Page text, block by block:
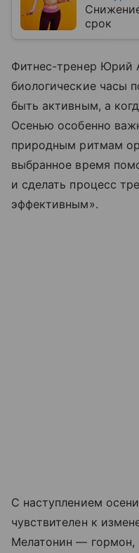
срок
Фитнес-тренер Юрий
биологические часы
быть активным, а
Осенью особенно
природным ритмам
выбранное время
и сделать процесс
эффективным».
С наступлением
чувствителен к
Мелатонин —